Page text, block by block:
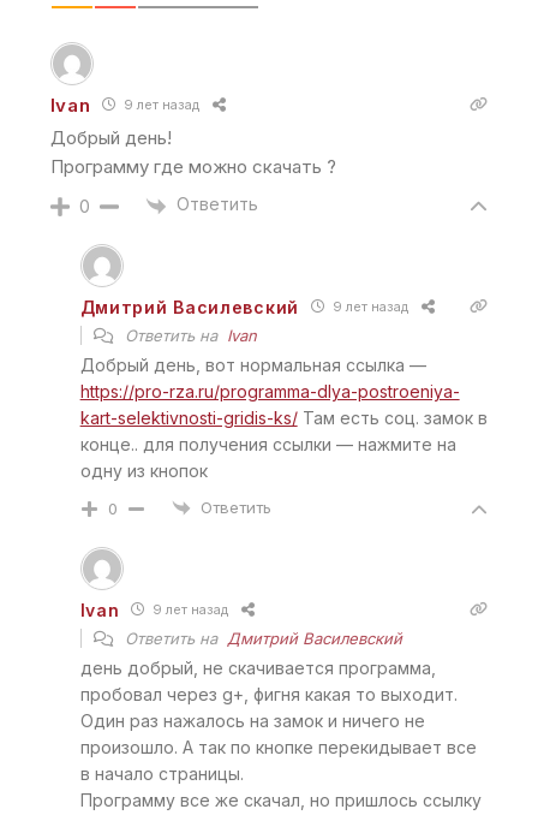
Ivan 9 лет назад
Добрый день!
Программу где можно скачать ?
0 Ответить
Дмитрий Василевский 9 лет назад
Ответить на Ivan
Добрый день, вот нормальная ссылка —
https://pro-rza.ru/programma-dlya-postroeniya-
kart-selektivnosti-gridis-ks/Там есть соц. замок в
конце.. для получения ссылки — нажмите на
одну из кнопок
0 Ответить
Ivan 9 лет назад
Ответить на Дмитрий Василевский
день добрый, не скачивается программа,
пробовал через g+, фигня какая то выходит.
Один раз нажалось на замок и ничего не
произошло. А так по кнопке перекидывает все
в начало страницы.
Программу все же скачал, но пришлось ссылку